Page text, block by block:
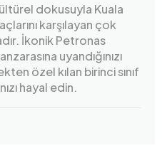
dokusuyla Kuala
karşılayan çok
İkonik Petronas
uyandığınızı
özel kılan birinci sınıf
hayal edin.